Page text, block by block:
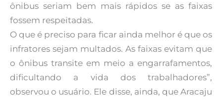
ônibus seriam bem mais rápidos se as faixas
fossem respeitadas.
O que é preciso para ficar ainda melhor é que os
infratores sejam multados. As faixas evitam que
o ônibus transite em meio a engarrafamentos,
dificultando a vida dos trabalhadores”,
observou o usuário. Ele disse, ainda, que Aracaju